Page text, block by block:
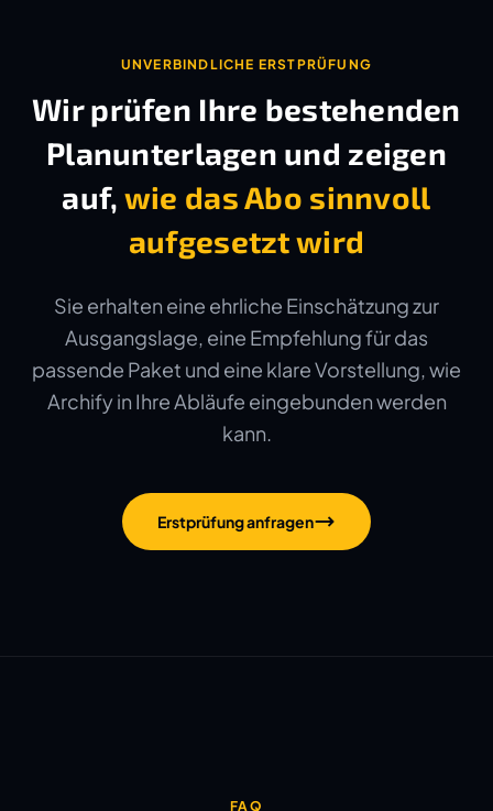
UNVERBINDLICHE ERSTPRÜFUNG
Wir prüfen Ihre bestehenden
Planunterlagen und zeigen
auf, wie das Abo sinnvoll
aufgesetzt wird
Sie erhalten eine ehrliche Einschätzung zur
Ausgangslage, eine Empfehlung für das
passende Paket und eine klare Vorstellung, wie
Archify in Ihre Abläufe eingebunden werden
kann.
Erstprüfung anfragen
FAQ